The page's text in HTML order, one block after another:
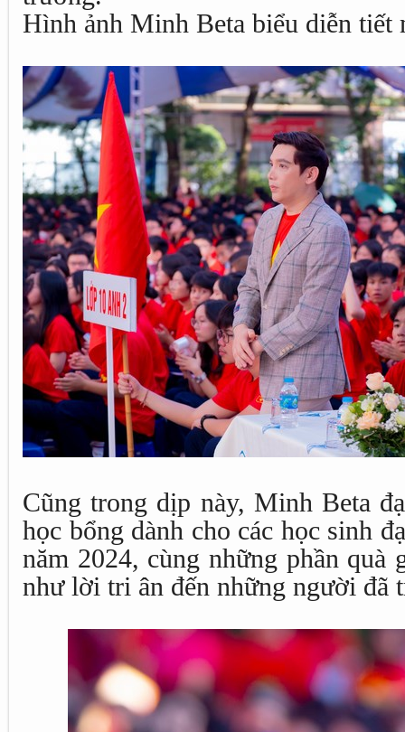
Hình ảnh Minh Beta biểu diễn tiết
Cũng trong dịp này, Minh Beta
học bổng dành cho các học sinh
năm 2024, cùng những phần quà
như lời tri ân đến những người đã